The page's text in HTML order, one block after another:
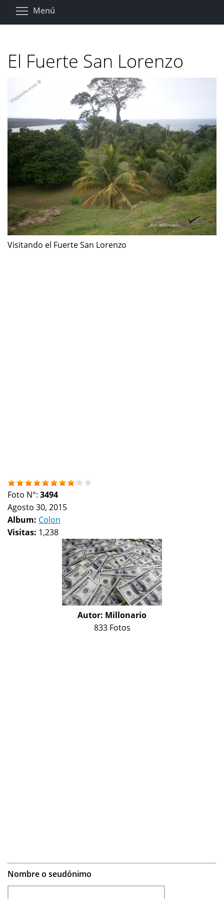
Pasar
Menú
El Fuerte San Lorenzo
Visitando el Fuerte San Lorenzo
Foto N°: 3494
Agosto 30, 2015
Album: Colon
Visitas: 1,238
Autor: Millonario
833 Fotos
Nombre o seudónimo